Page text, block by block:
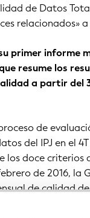
de Datos
relacionados»
primer informe
resume los
a partir del
de
del IPJ en el
los doce criterios
de 2016, la
de calidad